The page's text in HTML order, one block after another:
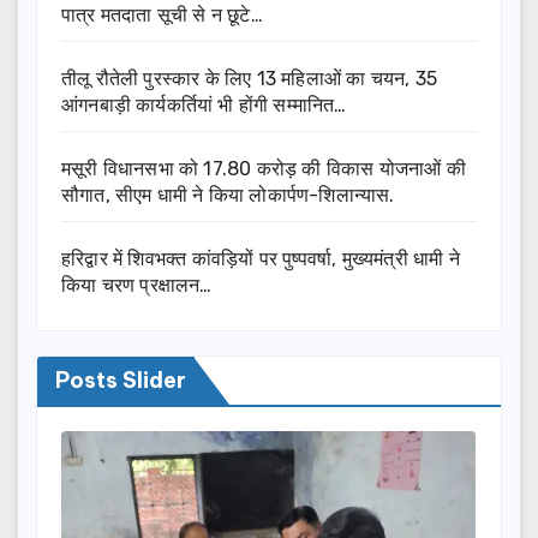
पात्र मतदाता सूची से न छूटे…
तीलू रौतेली पुरस्कार के लिए 13 महिलाओं का चयन, 35
आंगनबाड़ी कार्यकर्तियां भी होंगी सम्मानित…
मसूरी विधानसभा को 17.80 करोड़ की विकास योजनाओं की
सौगात, सीएम धामी ने किया लोकार्पण-शिलान्यास.
हरिद्वार में शिवभक्त कांवड़ियों पर पुष्पवर्षा, मुख्यमंत्री धामी ने
किया चरण प्रक्षालन…
Posts Slider